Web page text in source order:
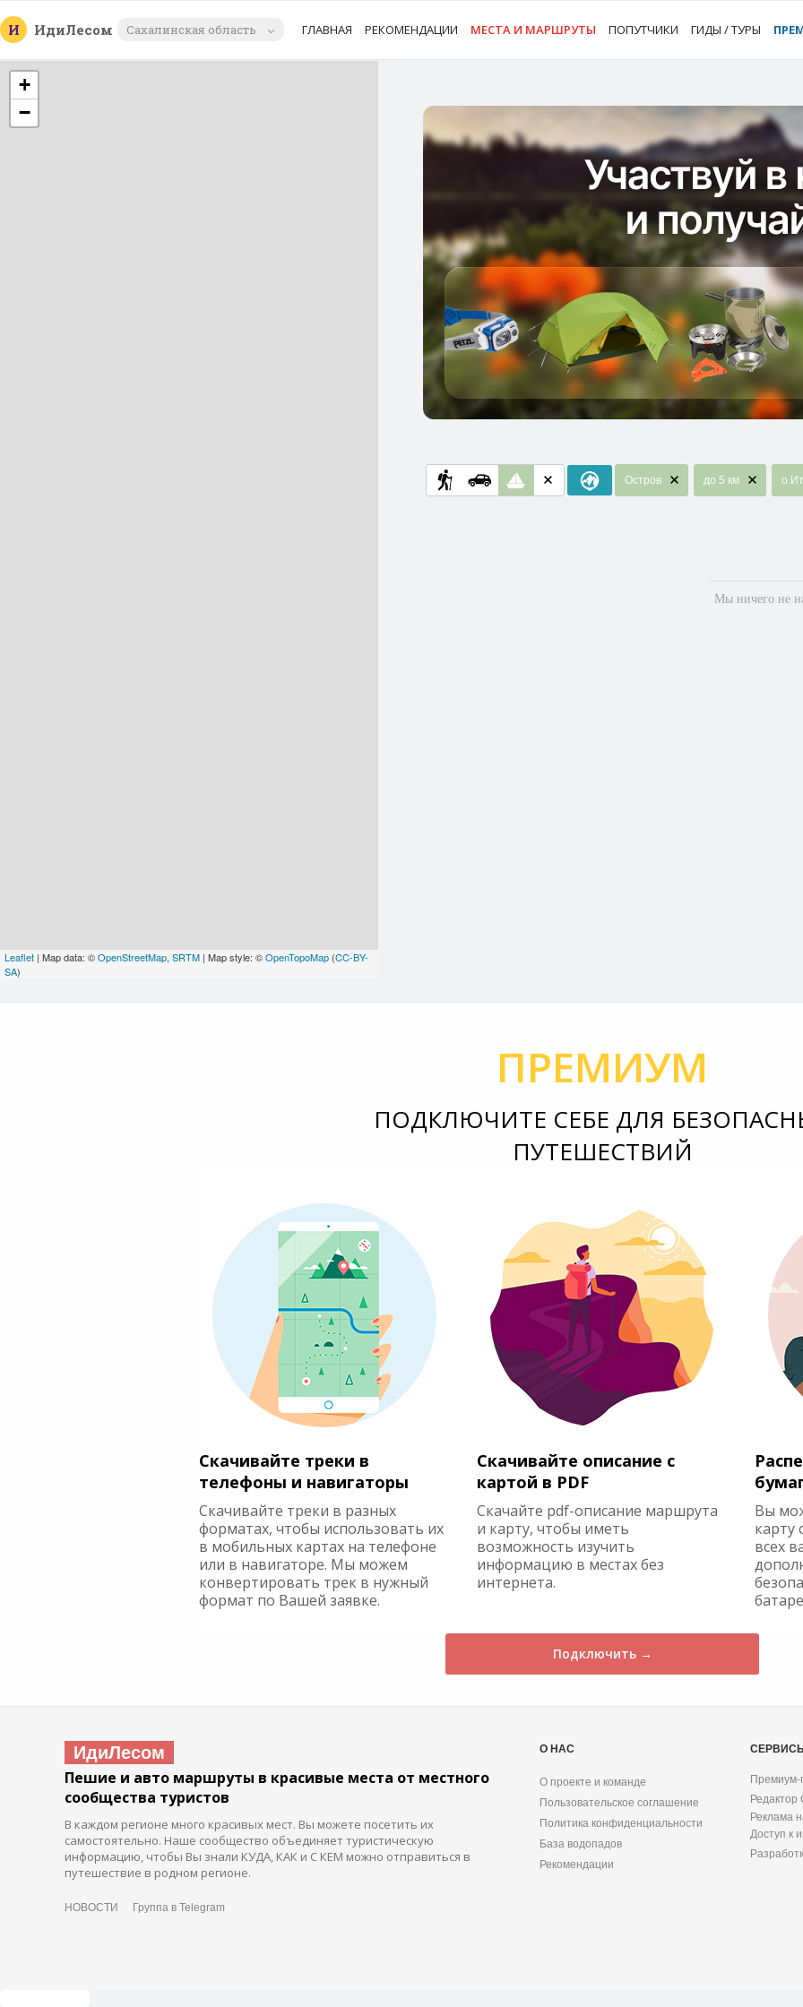
И ИдиЛесом Сахалинская область ГЛАВНАЯ РЕКОМЕНДАЦИИ МЕСТА И МАРШРУТЫ ПОПУТЧИКИ ГИДЫ / ТУРЫ
+
−
Leaflet | Map data: ©OpenStreetMap, SRTM | Map style: ©OpenTopoMap (CC-BY-
SA)
Остров до 5 км
Мы ничего не
ПРЕМИУМ
ПОДКЛЮЧИТЕ СЕБЕ ДЛЯ
ПУТЕШЕСТВИЙ
Скачивайте треки в
телефоны и навигаторы
Скачивайте треки в разных
форматах, чтобы использовать их
в мобильных картах на телефоне
или в навигаторе. Мы можем
конвертировать трек в нужный
формат по Вашей заявке.
Скачивайте описание с
картой в PDF
Скачайте pdf-описание маршрута
и карту, чтобы иметь
возможность изучить
информацию в местах без
интернета.
Вы
карту
всех
Подключить →
ИдиЛесом
Пешие и авто маршруты в красивые места от местного
сообщества туристов
В каждом регионе много красивых мест. Вы можете посетить их
самостоятельно. Наше сообщество объединяет туристическую
информацию, чтобы Вы знали КУДА, КАК и С КЕМ можно отправиться в
путешествие в родном регионе.
НОВОСТИ Группа в Telegram
О НАС
О проекте и команде
Пользовательское соглашение
Политика конфиденциальности
База водопадов
Рекомендации
Премиум-
Редактор
Реклама
Доступ к